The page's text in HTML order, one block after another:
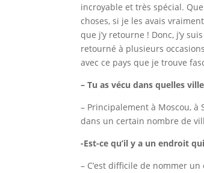
incroyable et très spécial.
choses, si je les avais
que j’y retourne ! Donc, j’y
retourné à plusieurs
avec ce pays que je trouve
– Tu as vécu dans quelles
– Principalement à Moscou, à
dans un certain nombre de
-Est-ce qu’il y a un endroit
– C’est difficile de nommer